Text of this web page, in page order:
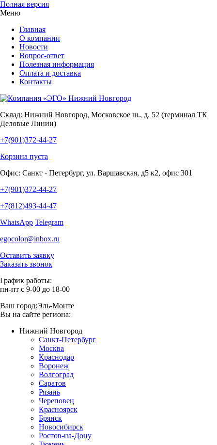
Полная версия
Меню
Главная
О компании
Новости
Вопрос-ответ
Полезная информация
Оплата и доставка
Контакты
Склад: Нижний Новгород, Московское ш., д. 52 (терминал ТК
Деловые Линии)
+7(901)372-44-27
Корзина пуста
Офис: Санкт - Петербург, ул. Варшавская, д5 к2, офис 301
+7(901)372-44-27
+7(812)493-44-47
WhatsApp Telegram
egocolor@inbox.ru
Оставить заявку
Заказать звонок
График работы:
пн-пт с 9-00 до 18-00
Ваш город:Эль-Монте
Вы на сайте региона:
Нижний Новгород
Санкт-Петербург
Москва
Краснодар
Воронеж
Волгоград
Саратов
Рязань
Череповец
Красноярск
Брянск
Новосибирск
Ростов-на-Дону